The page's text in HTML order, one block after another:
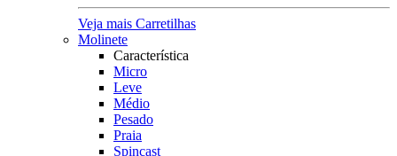
Veja mais Carretilhas
Molinete
Característica
Micro
Leve
Médio
Pesado
Praia
Spincast